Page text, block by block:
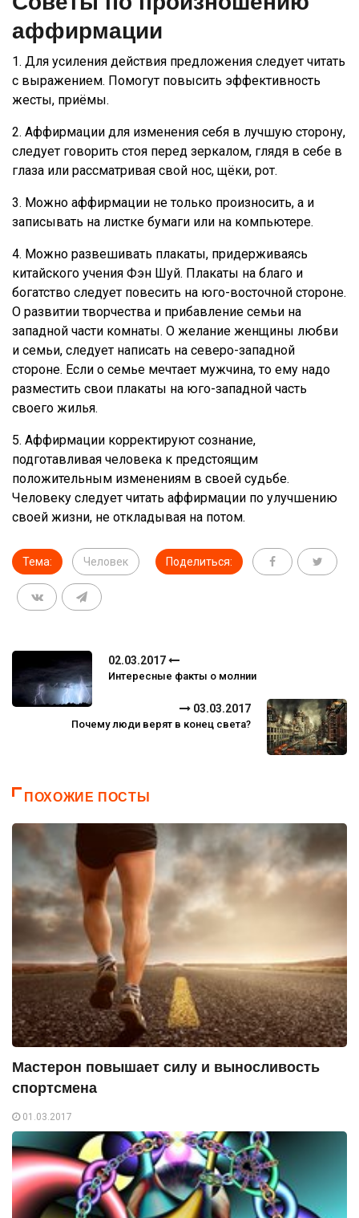
аффирмации
1. Для усиления действия предложения следует читать
с выражением. Помогут повысить эффективность
жесты, приёмы.
2. Аффирмации для изменения себя в лучшую сторону,
следует говорить стоя перед зеркалом, глядя в себе в
глаза или рассматривая свой нос, щёки, рот.
3. Можно аффирмации не только произносить, а и
записывать на листке бумаги или на компьютере.
4. Можно развешивать плакаты, придерживаясь
китайского учения Фэн Шуй. Плакаты на благо и
богатство следует повесить на юго-восточной стороне.
О развитии творчества и прибавление семьи на
западной части комнаты. О желание женщины любви
и семьи, следует написать на северо-западной
стороне. Если о семье мечтает мужчина, то ему надо
разместить свои плакаты на юго-западной часть
своего жилья.
5. Аффирмации корректируют сознание,
подготавливая человека к предстоящим
положительным изменениям в своей судьбе.
Человеку следует читать аффирмации по улучшению
своей жизни, не откладывая на потом.
Тема: Человек Поделиться:
02.03.2017
Интересные факты о молнии
03.03.2017
Почему люди верят в конец света?
ПОХОЖИЕ ПОСТЫ
Мастерон повышает силу и выносливость
спортсмена
01.03.2017